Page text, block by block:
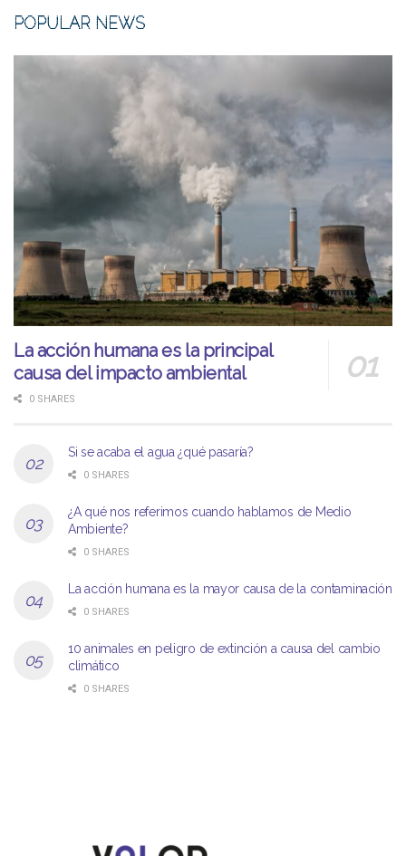
POPULAR NEWS
La acción humana es la principal
causa del impacto ambiental
0 SHARES
Si se acaba el agua ¿qué pasaría?
0 SHARES
¿A qué nos referimos cuando hablamos de Medio
Ambiente?
0 SHARES
La acción humana es la mayor causa de la contaminación
0 SHARES
10 animales en peligro de extinción a causa del cambio
climático
0 SHARES